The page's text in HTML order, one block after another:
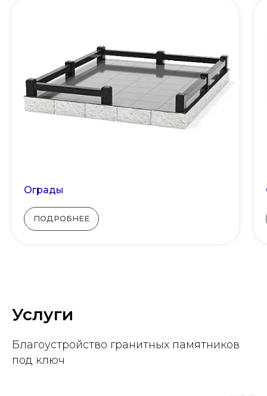
Ограды
ПОДРОБНЕЕ
Услуги
Благоустройство гранитных памятников
под ключ